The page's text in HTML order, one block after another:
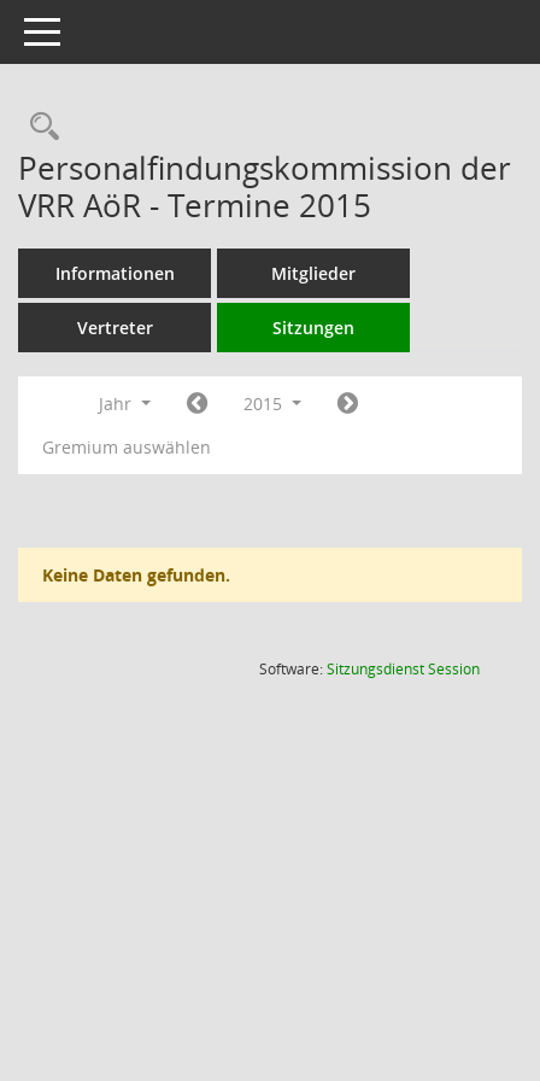
Toggle navigation
Rechercheauswahl
Personalfindungskommission der
VRR AöR - Termine 2015
Informationen Mitglieder
Vertreter Sitzungen
Jahr
2015
Gremium auswählen
Keine Daten gefunden.
Software:SitzungsdienstSession(Wird in